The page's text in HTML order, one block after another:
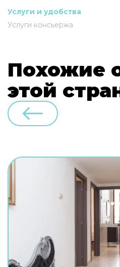
Услуги и удобства
Услуги консьержа
Похожие
этой